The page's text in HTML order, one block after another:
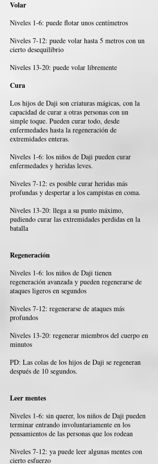
Volar
Niveles 1-6: puede flotar unos centímetros
Niveles 7-12: puede volar hasta 5 metros con un
cierto desequilibrio
Niveles 13-20: puede volar libremente
Cura
Los hijos de Daji son criaturas mágicas, con la
capacidad de curar a otras personas con un
simple toque. Pueden curar todo, desde
enfermedades hasta la regeneración de
extremidades enteras.
Niveles 1-6: los niños de Daji pueden curar
enfermedades y heridas leves.
Niveles 7-12: es posible curar heridas más
profundas y despertar a los campistas en coma.
Niveles 13-20: llega a su punto máximo,
pudiendo curar las extremidades perdidas en la
batalla
Regeneración
Niveles 1-6: los niños de Daji tienen
regeneración avanzada y pueden regenerarse de
ataques ligeros en segundos
Niveles 7-12: regenerarse de ataques más
profundos
Niveles 13-20: regenerar miembros del cuerpo en
minutos
PD: Las colas de los hijos de Daji se regeneran
después de 10 segundos.
Leer mentes
Niveles 1-6: sin querer, los niños de Daji pueden
terminar entrando involuntariamente en los
pensamientos de las personas que los rodean
Niveles 7-12: ya puede leer algunas mentes con
cierto esfuerzo